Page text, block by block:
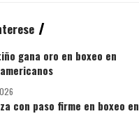
gana oro en boxeo en
con paso firme en boxeo en